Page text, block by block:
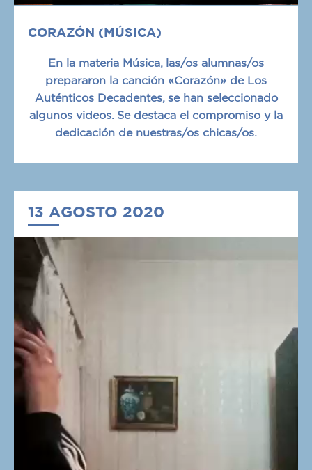
CORAZÓN (MÚSICA)
En la materia Música, las/os alumnas/os
prepararon la canción «Corazón» de Los
Auténticos Decadentes, se han seleccionado
algunos videos. Se destaca el compromiso y la
dedicación de nuestras/os chicas/os.
13 AGOSTO 2020